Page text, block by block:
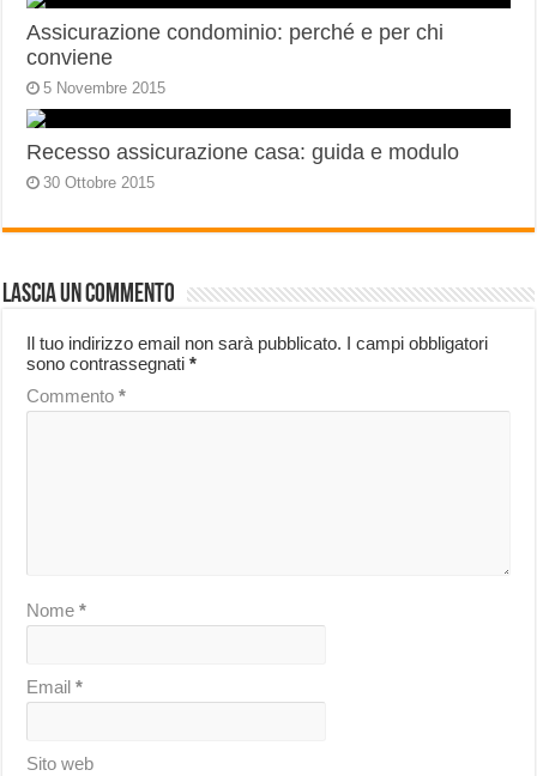
Assicurazione condominio: perché e per chi
conviene
5 Novembre 2015
Recesso assicurazione casa: guida e modulo
30 Ottobre 2015
Lascia un commento
Il tuo indirizzo email non sarà pubblicato. I campi obbligatori
sono contrassegnati*
Commento*
Nome*
Email*
Sito web